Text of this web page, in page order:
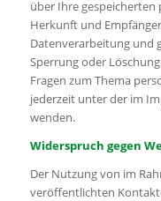
über Ihre gespeicherten
Herkunft und
Datenverarbeitung und
Sperrung oder
Fragen zum Thema
jederzeit unter der im
wenden.
Widerspruch gegen
Der Nutzung von im
veröffentlichten